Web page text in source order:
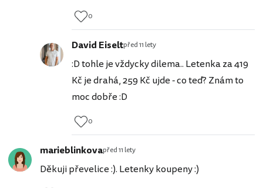
0
David Eiseltpřed 11 lety
:D tohle je vždycky dilema.. Letenka za 419
Kč je drahá, 259 Kč ujde - co teď? Znám to
moc dobře :D
0
marieblinkovapřed 11 lety
Děkuji převelice :). Letenky koupeny :)